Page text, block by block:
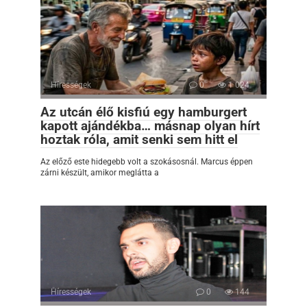
Hírességek 0 1 024
Az utcán élő kisfiú egy hamburgert
kapott ajándékba… másnap olyan hírt
hoztak róla, amit senki sem hitt el
Az előző este hidegebb volt a szokásosnál. Marcus éppen
zárni készült, amikor meglátta a
Hírességek 0 144